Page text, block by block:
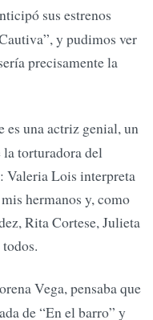
sus estrenos
y pudimos ver
precisamente la
es una actriz genial, un
la torturadora del
Valeria Lois interpreta
hermanos y, como
Rita Cortese, Julieta
Vega, pensaba que
de “En el barro” y